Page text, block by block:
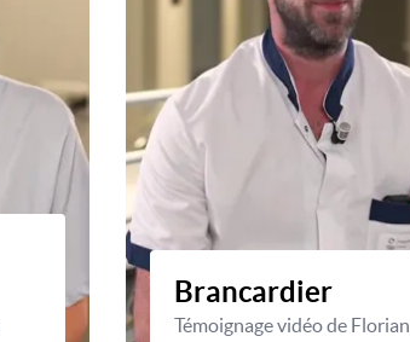
Brancardier
Témoignage vidéo de Florian